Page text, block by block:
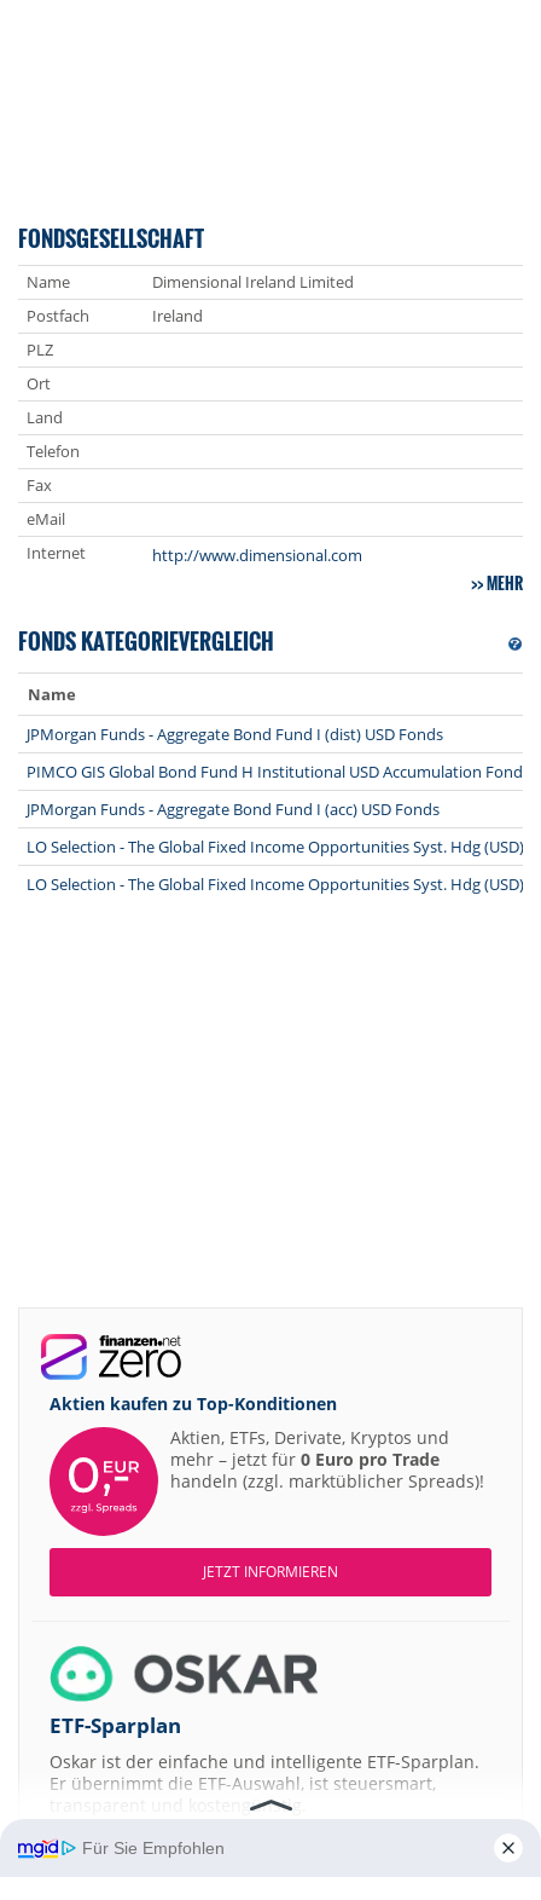
FONDSGESELLSCHAFT
Name
Dimensional Ireland Limited
Postfach
Ireland
PLZ
Ort
Land
Telefon
Fax
eMail
Internet
http://www.dimensional.com
MEHR
FONDS KATEGORIEVERGLEICH
Name
JPMorgan Funds - Aggregate Bond Fund I (dist) USD Fonds
PIMCO GIS Global Bond Fund H Institutional USD Accumulation Fonds
JPMorgan Funds - Aggregate Bond Fund I (acc) USD Fonds
LO Selection - The Global Fixed Income Opportunities Syst. Hdg (USD)
LO Selection - The Global Fixed Income Opportunities Syst. Hdg (USD)
Aktien kaufen zu Top-Konditionen
Aktien, ETFs, Derivate, Kryptos und
mehr – jetzt für 0 Euro pro Trade
handeln (zzgl. marktüblicher Spreads)!
JETZT INFORMIEREN
ETF-Sparplan
Oskar ist der einfache und intelligente ETF-Sparplan.
Er übernimmt die ETF-Auswahl, ist steuersmart,
transparent und kostengünstig.
JETZT MEHR ERFAHREN
Für Sie Empfohlen